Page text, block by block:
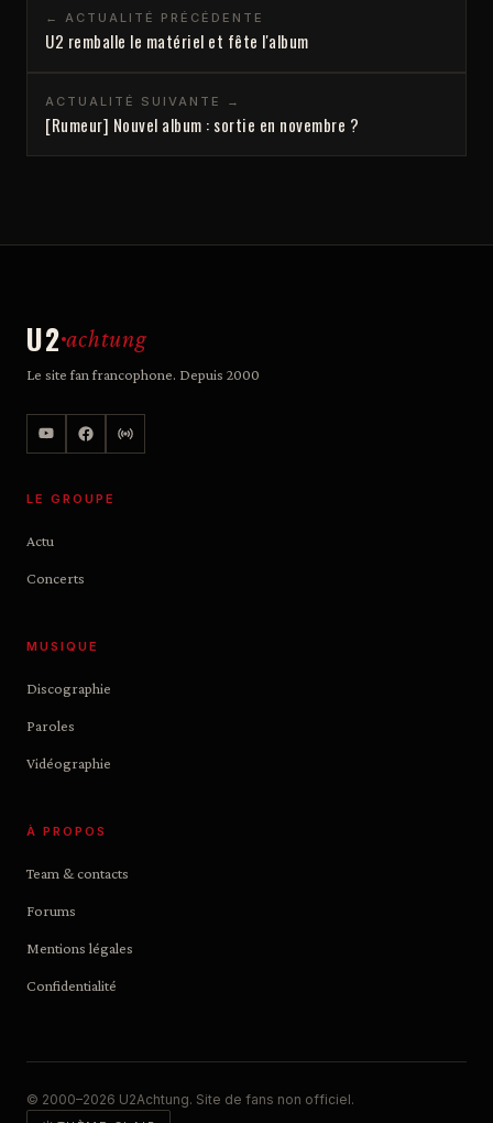
← ACTUALITÉ PRÉCÉDENTE
U2 remballe le matériel et fête l'album
ACTUALITÉ SUIVANTE →
[Rumeur] Nouvel album : sortie en novembre ?
U2 achtung
Le site fan francophone. Depuis 2000
LE GROUPE
Actu
Concerts
MUSIQUE
Discographie
Paroles
Vidéographie
À PROPOS
Team & contacts
Forums
Mentions légales
Confidentialité
© 2000–2026 U2Achtung. Site de fans non officiel.